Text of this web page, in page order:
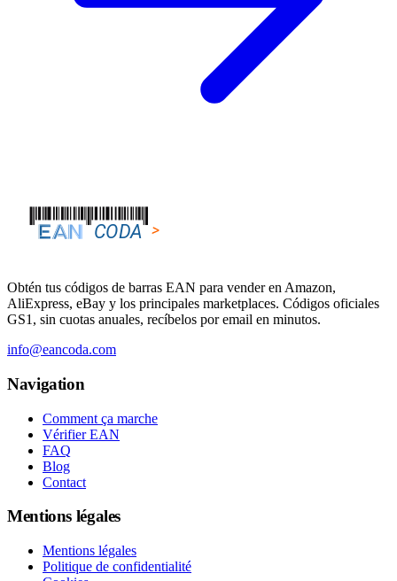
Obtén tus códigos de barras EAN para vender en Amazon,
AliExpress, eBay y los principales marketplaces. Códigos oficiales
GS1, sin cuotas anuales, recíbelos por email en minutos.
info@eancoda.com
Navigation
Comment ça marche
Vérifier EAN
FAQ
Blog
Contact
Mentions légales
Mentions légales
Politique de confidentialité